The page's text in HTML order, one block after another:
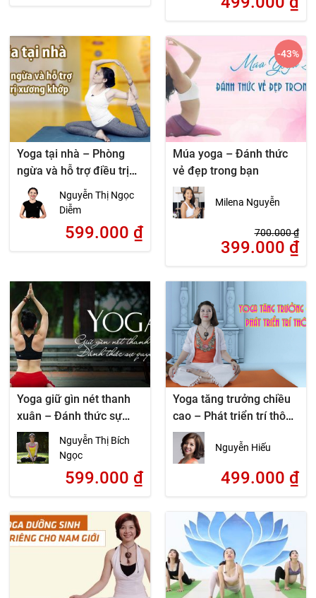
Yoga tại nhà – Phòng
ngừa và hỗ trợ điều trị
xương khớp
Nguyễn Thị Ngọc
Diễm
599.000 ₫
Múa yoga – Đánh thức
vẻ đẹp trong bạn
Milena Nguyễn
700.000₫
399.000 ₫
-43%
Yoga giữ gìn nét thanh
xuân – Đánh thức sự
quyến rũ
Nguyễn Thị Bích
Ngọc
599.000 ₫
Yoga tăng trưởng chiều
cao – Phát triển trí thông
minh
Nguyễn Hiếu
499.000 ₫